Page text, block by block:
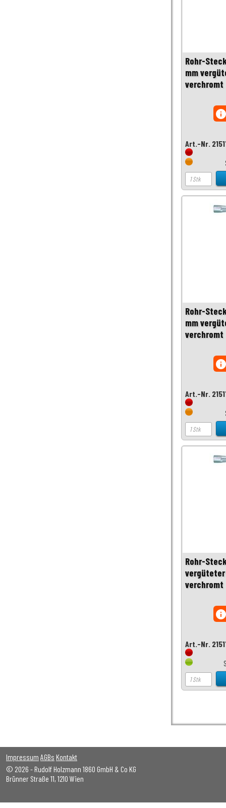
Rohr-
mm
Art.-Nr.
Rohr-
mm
Art.-Nr.
Rohr-
Art.-Nr.
Impressum AGBs Kontakt
© 2026 - Rudolf Holzmann 1860 GmbH & Co KG
Brünner Straße 11, 1210 Wien